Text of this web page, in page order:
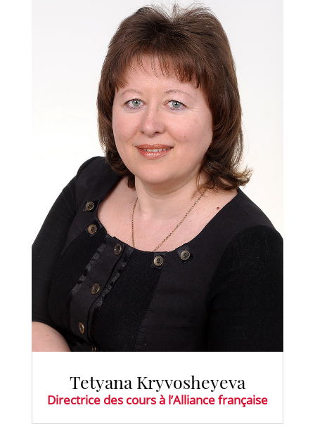
Tetyana Kryvosheyeva
Directrice des cours à l’Alliance française